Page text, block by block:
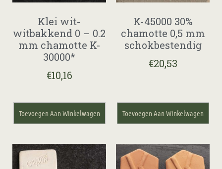
Klei wit-
witbakkend 0 – 0.2
mm chamotte K-
30000*
€10,16
Toevoegen Aan Winkelwagen
K-45000 30%
chamotte 0,5 mm
schokbestendig
€20,53
Toevoegen Aan Winkelwagen